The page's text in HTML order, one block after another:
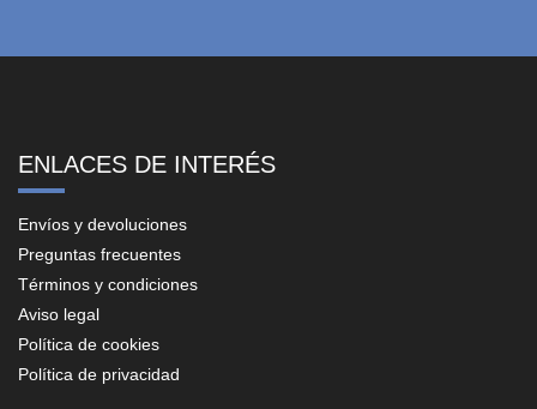
ENLACES DE INTERÉS
Envíos y devoluciones
Preguntas frecuentes
Términos y condiciones
Aviso legal
Política de cookies
Política de privacidad